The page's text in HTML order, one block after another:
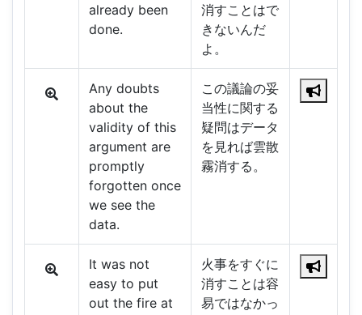
already been
done.
消すことはで
きないんだ
よ。
Any doubts
about the
validity of this
argument are
promptly
forgotten once
we see the
data.
この議論の妥
当性に関する
疑問はデータ
を見れば雲散
霧消する。
It was not
easy to put
out the fire at
火事をすぐに
消すことは容
易ではなかっ